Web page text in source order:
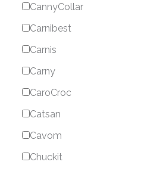
CannyCollar
Carnibest
Carnis
Carny
CaroCroc
Catsan
Cavom
Chuckit